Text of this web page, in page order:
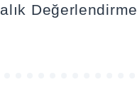
Değerlendirme